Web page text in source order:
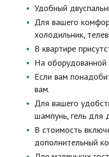
Удобный
Для вашего
холодильник,
В квартире
На оборудованной
Если вам
вам.
Для вашего
шампунь, гель для
В стоимость
дополнительный